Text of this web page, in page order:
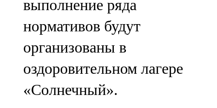
Яр Чаллы
105,5 FM
выполнение ряда
нормативов будут
организованы в
оздоровительном лагере
«Солнечный».